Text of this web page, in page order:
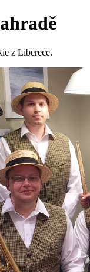
z Liberece.